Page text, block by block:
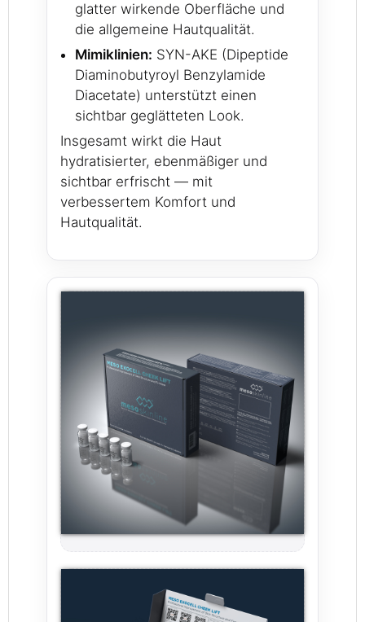
glatter wirkende Oberfläche und
die allgemeine Hautqualität.
Mimiklinien: SYN-AKE (Dipeptide
Diaminobutyroyl Benzylamide
Diacetate) unterstützt einen
sichtbar geglätteten Look.
Insgesamt wirkt die Haut
hydratisierter, ebenmäßiger und
sichtbar erfrischt — mit
verbessertem Komfort und
Hautqualität.